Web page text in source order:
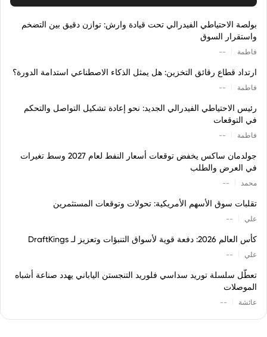
بولصة الاحتياطي الفيدرالي تحت قيادة وارش: توازن دقيق بين التضخم
واستقرار السوق
فاطمة --
ارتداد قطاع رقائق التخزين: هل يمثل الذكاء الاصطناعي استدامة الدورة؟
فاطمة --
رئيس الاحتياطي الفيدرالي الجديد: نحو إعادة تشكيل التواصل والتحكم
في التوقعات
فاطمة --
جولدمان ساكس يخفض توقعات أسعار النفط لعام 2027 وسط تغيرات
في العرض والطلب
محمد --
تقلبات سوق الأسهم الأمريكية: تحولات وتوقعات المستثمرين
علي --
كأس العالم 2026: دفعة قوية لأسواق التنبؤات وتعزيز لـ DraftKings
علي --
تعطّل سلسلة توريد سداسي فلوريد التنجستن الياباني يهدد صناعة أشباه
الموصلات
عائشة --